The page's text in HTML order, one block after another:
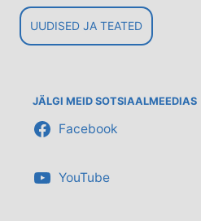
UUDISED JA TEATED
JÄLGI MEID SOTSIAALMEEDIAS
Facebook
YouTube